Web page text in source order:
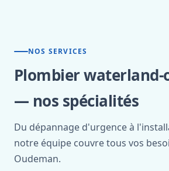
NOS SERVICES
Plombier waterland-
— nos spécialités
Du dépannage d'urgence à
notre équipe couvre tous vos
Oudeman.